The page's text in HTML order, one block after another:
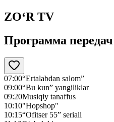
ZO‘R TV
Программа
07:00“Ertalabdan salom”
09:00“Bu kun” yangiliklar
09:20Musiqiy tanaffus
10:10"Hopshop"
10:15“Ofitser 55” seriali